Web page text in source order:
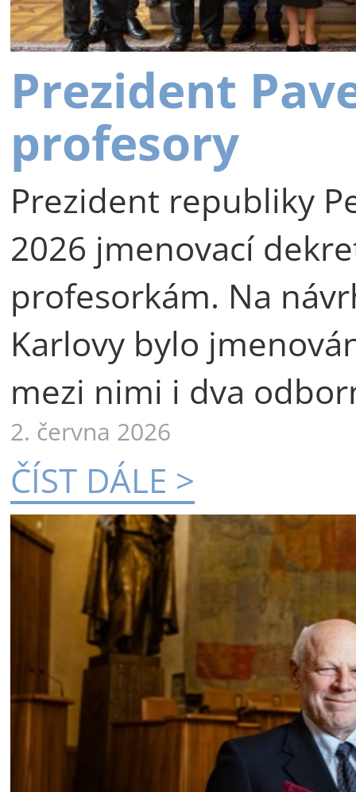
Prezident
profesory
Prezident republiky
2026 jmenovací
profesorkám. Na
Karlovy bylo
mezi nimi i dva
2. června 2026
ČÍST DÁLE >